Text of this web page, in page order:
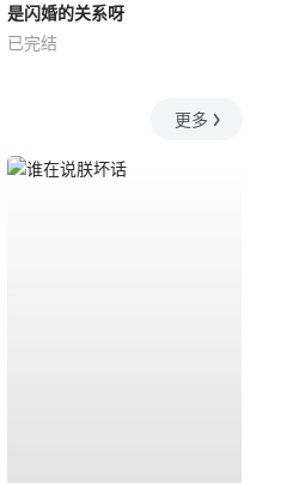
是闪婚的关系呀
已完结
更多